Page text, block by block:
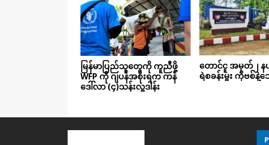
မြန်မာပြည်သူ​တွေကို ကူညီဖို့
WFP ကို ဂျပန်အစိုးရက ကန်​
ဒေါ်လာ (၄)သန်းလှူဒါန်း
တောင်ငူ အမှတ်၂ န
ရဲစခန်းမှူး ကိုဗစ်နဲ့